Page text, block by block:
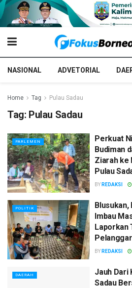
NASIONAL ADVETORIAL
Home Tag Pulau Sadau
Tag: Pulau Sadau
PARLEMEN
Perkuat
Budiman
Ziarah ke
Pulau
BY REDAKSI
POLITIK
Blusukan,
Imbau
Laporkan
BY REDAKSI
DAERAH
Jauh Dari
Sadau